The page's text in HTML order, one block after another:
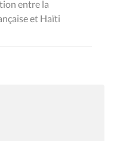
entre la
et Haïti